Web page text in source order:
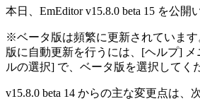
本日、EmEditor v15.8.0 beta 15 を公開
※ベータ版は頻繁に更新されていま
版に自動更新を行うには、[ヘルプ]
ルの選択] で、ベータ版を選択してく
v15.8.0 beta 14 からの主な変更点は、